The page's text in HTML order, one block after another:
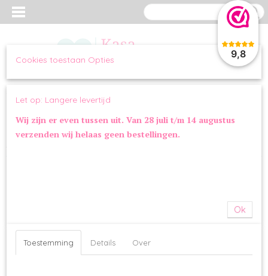
9,8
Inloggen
Home>WANDELEN>POEPZAKJES>Lief! Poepzakhouder Boys
Cookies toestaan Opties
Let op: Langere levertijd
Wij zijn er even tussen uit. Van 28 juli t/m 14 augustus
verzenden wij helaas geen bestellingen.
Ok
Toestemming Details Over